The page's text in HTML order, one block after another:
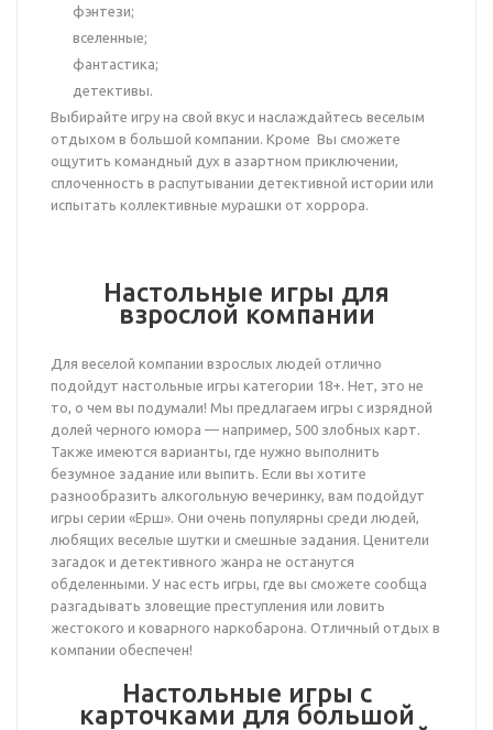
фэнтези;
вселенные;
фантастика;
детективы.
Выбирайте игру на свой вкус и наслаждайтесь веселым
отдыхом в большой компании. Кроме Вы сможете
ощутить командный дух в азартном приключении,
сплоченность в распутывании детективной истории или
испытать коллективные мурашки от хоррора.
Настольные игры для
взрослой компании
Для веселой компании взрослых людей отлично
подойдут настольные игры категории 18+. Нет, это не
то, о чем вы подумали! Мы предлагаем игры с изрядной
долей черного юмора — например, 500 злобных карт.
Также имеются варианты, где нужно выполнить
безумное задание или выпить. Если вы хотите
разнообразить алкогольную вечеринку, вам подойдут
игры серии «Ерш». Они очень популярны среди людей,
любящих веселые шутки и смешные задания. Ценители
загадок и детективного жанра не останутся
обделенными. У нас есть игры, где вы сможете сообща
разгадывать зловещие преступления или ловить
жестокого и коварного наркобарона. Отличный отдых в
компании обеспечен!
Настольные игры с
карточками для большой